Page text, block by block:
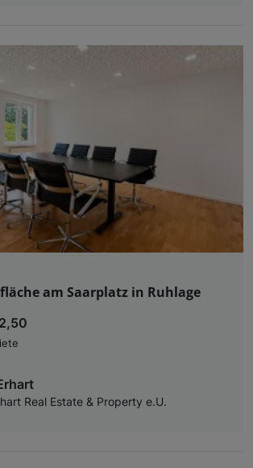
am Saarplatz in Ruhlage
Real Estate & Property e.U.